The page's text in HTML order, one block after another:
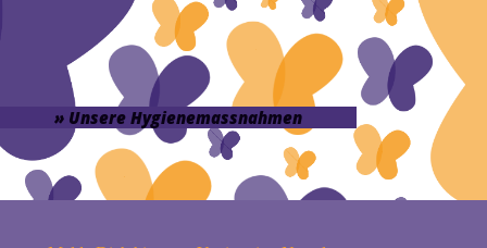
» Unsere Hygienemassnahmen